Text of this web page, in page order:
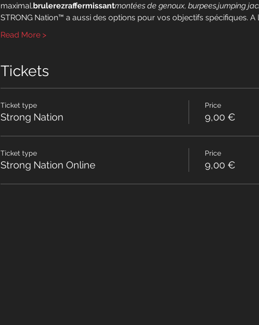
maximal.brulerezraffermissantmontées de genoux, burpees,jumping
STRONG Nation™ a aussi des options pour vos objectifs spécifiques. A
Read More >
Tickets
Ticket type
Strong Nation
Price
9,00 €
Ticket type
Strong Nation Online
Price
9,00 €